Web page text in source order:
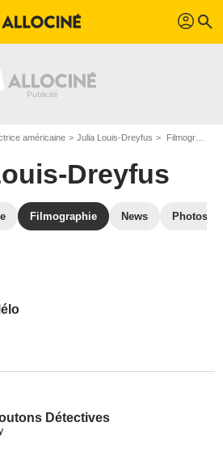
profil search
américaine Julia Louis-Dreyfus Filmographie Julia Louis-Dreyfus
Dreyfus
Filmographie News Photos
Détectives